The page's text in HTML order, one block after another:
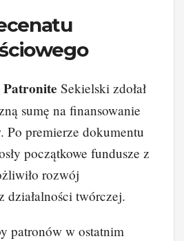
Patronite Sekielski zdołał
sumę na finansowanie
Po premierze dokumentu
początkowe fundusze z
rozwój
działalności twórczej.
patronów w ostatnim